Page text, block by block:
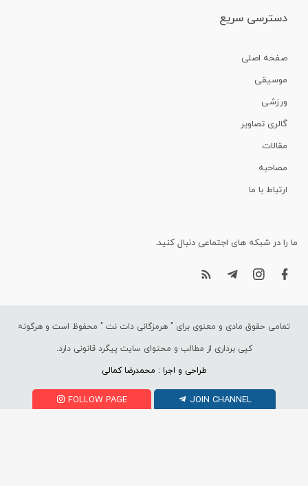
دسترسی سریع
صفحه اصلی
موسیقی
ورزشی
گالری تصاویر
مقالات
مصاحبه
ارتباط با ما
ما را در شبکه های اجتماعی دنبال کنید.
تمامی حقوق مادی و معنوی برای " هرمزگانی دات نت " محفوظ است و هرگونه
کپی برداری از مطالب و محتوای سایت پیگرد قانونی دارد.
طراحی و اجرا : محمدرضا کمالی
FOLLOW PAGE JOIN CHANNEL